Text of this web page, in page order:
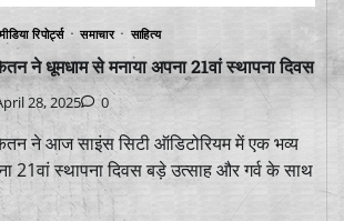
मीडिया रिपोर्ट्स समाचार साहित्य
ने धूमधाम से मनाया अपना 21वां स्थापना दिवस
28, 2025 0
ने आज साइंस सिटी ऑडिटोरियम में एक भव्य
21वां स्थापना दिवस बड़े उत्साह और गर्व के साथ